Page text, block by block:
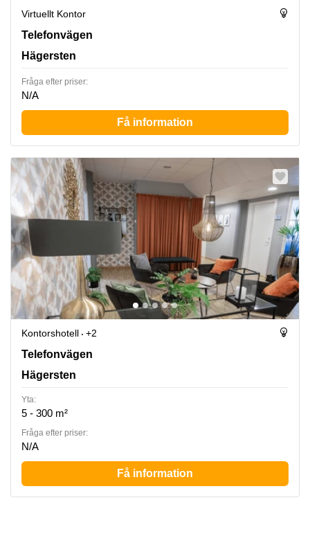
Virtuellt Kontor
Telefonvägen 30, Hägersten
Telefonvägen
Hägersten
Fråga efter priser:
N/A
Få information
Kontorshotell
+2
Telefonvägen 30, Hägersten
Telefonvägen
Hägersten
Yta:
5 - 300 m²
Fråga efter priser:
N/A
Få information